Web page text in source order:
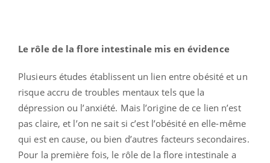
Le rôle de la flore intestinale mis en évidence
Plusieurs études établissent un lien entre obésité et un
risque accru de troubles mentaux tels que la
dépression ou l’anxiété. Mais l’origine de ce lien n’est
pas claire, et l’on ne sait si c’est l’obésité en elle-même
qui est en cause, ou bien d’autres facteurs secondaires.
Pour la première fois, le rôle de la flore intestinale a